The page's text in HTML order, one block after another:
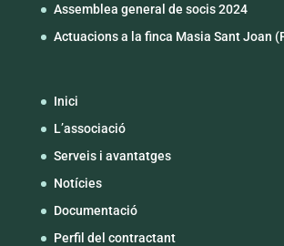
Assemblea general de socis 2024
Actuacions a la finca Masia Sant Joan
Inici
L’associació
Serveis i avantatges
Notícies
Documentació
Perfil del contractant